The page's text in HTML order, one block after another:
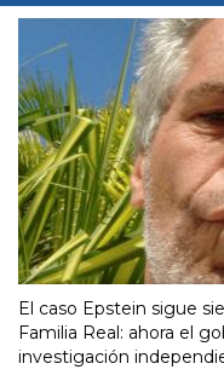
El caso Epstein sigue
Familia Real: ahora el
investigación